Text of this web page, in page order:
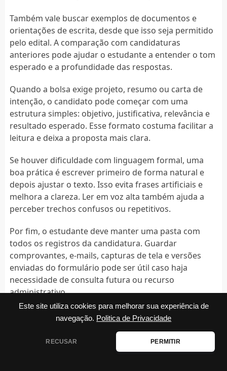
Este site utiliza cookies para melhorar sua experiência de
navegação. Politica de Privacidade
RECUSAR PERMITIR
Também vale buscar exemplos de documentos e
orientações de escrita, desde que isso seja permitido
pelo edital. A comparação com candidaturas
anteriores pode ajudar o estudante a entender o tom
esperado e a profundidade das respostas.
Quando a bolsa exige projeto, resumo ou carta de
intenção, o candidato pode começar com uma
estrutura simples: objetivo, justificativa, relevância e
resultado esperado. Esse formato costuma facilitar a
leitura e deixa a proposta mais clara.
Se houver dificuldade com linguagem formal, uma
boa prática é escrever primeiro de forma natural e
depois ajustar o texto. Isso evita frases artificiais e
melhora a clareza. Ler em voz alta também ajuda a
perceber trechos confusos ou repetitivos.
Por fim, o estudante deve manter uma pasta com
todos os registros da candidatura. Guardar
comprovantes, e-mails, capturas de tela e versões
enviadas do formulário pode ser útil caso haja
necessidade de consulta futura ou recurso
administrativo.